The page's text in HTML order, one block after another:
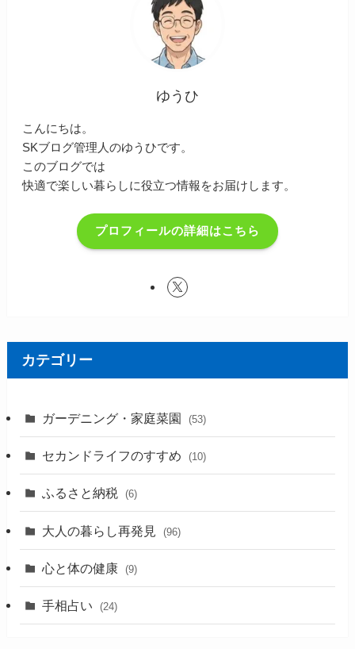
ゆうひ
こんにちは。
SKブログ管理人のゆうひです。
このブログでは
快適で楽しい暮らしに役立つ情報をお届けします。
プロフィールの詳細はこちら
カテゴリー
ガーデニング・家庭菜園 (53)
セカンドライフのすすめ (10)
ふるさと納税 (6)
大人の暮らし再発見 (96)
心と体の健康 (9)
手相占い (24)